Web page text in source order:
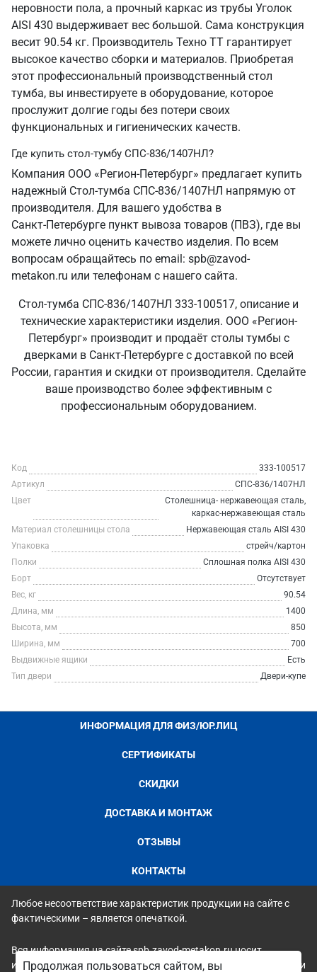
неровности пола, а прочный каркас из трубы Уголок
AISI 430 выдерживает вес большой. Сама конструкция
весит 90.54 кг. Производитель Техно ТТ гарантирует
высокое качество сборки и материалов. Приобретая
этот профессиональный производственный стол
тумба, вы инвестируете в оборудование, которое
прослужит долгие годы без потери своих
функциональных и гигиенических качеств.
Где купить стол-тумбу СПС-836/1407НЛ?
Компания ООО «Регион-Петербург» предлагает купить
надежный Стол-тумба СПС-836/1407НЛ напрямую от
производителя. Для вашего удобства в
Санкт‑Петербурге пункт вывоза товаров (ПВЗ), где вы
можете лично оценить качество изделия. По всем
вопросам обращайтесь по email: spb@zavod-
metakon.ru или телефонам с нашего сайта.
Стол-тумба СПС-836/1407НЛ 333-100517, описание и
технические характеристики изделия. ООО «Регион-
Петербург» производит и продаёт столы тумбы с
дверками в Санкт‑Петербурге с доставкой по всей
России, гарантия и скидки от производителя. Сделайте
ваше производство более эффективным с
профессиональным оборудованием.
Код
333-100517
Артикул
СПС-836/1407НЛ
Цвет
Столешница- нержавеющая сталь,
каркас-нержавеющая сталь
Материал столешницы стола
Нержавеющая сталь AISI 430
Упаковка
стрейч/картон
Полки
Сплошная полка AISI 430
Борт
Отсутствует
Вес, кг
90.54
Длина, мм
1400
Высота, мм
850
Ширина, мм
700
Выдвижные ящики
Есть
Тип двери
Двери-купе
ИНФОРМАЦИЯ ДЛЯ ФИЗ/ЮР.ЛИЦ
СЕРТИФИКАТЫ
СКИДКИ
ДОСТАВКА И МОНТАЖ
ОТЗЫВЫ
КОНТАКТЫ
Любое несоответствие характеристик продукции на сайте с
фактическими – является опечаткой.
Вся информация на сайте spb.zavod-metakon.ru носит
исключительно ознакомительный и справочный характер и ни
Продолжая пользоваться сайтом, вы